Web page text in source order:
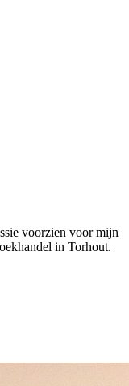
voorzien voor mijn
in Torhout.